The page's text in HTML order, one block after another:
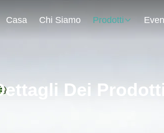
Casa Chi Siamo Prodotti
Dei Prodotti